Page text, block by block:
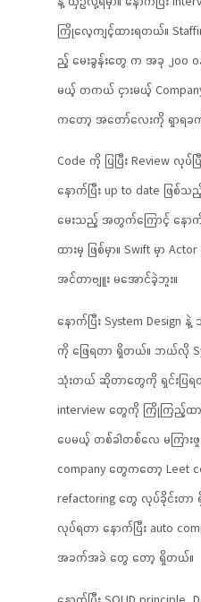
ကြိုလေ့ကျင့်ထားရတယ်။
ည့် မေးခွန်းတွေ က အခု ၂၀၀
မယ့် တကယ် ငှားမယ့်
ကတော့ အတော်လေးကို ရှာရ
Code ကို ပြပြီး Review လုပ်
နောက်ပြီး up to date ဖြ
မေးသည့် အတွက်ကြောင့် နော
ထားမှ ဖြစ်မှာ။ Swift မှာ
အင်တာဗျူး မအောင်ခဲ့ဘူး။
နောက်ပြီး System
ကို ဖြေရတာ ရှိတယ်။ ဘယ်လို
သုံးတယ် ဆိုတာတွေကို ရှင်းပြရတာ
interview တွေကို ကြိုကြည့်ထာ
ပေမယ့် တစ်ခါတစ်လေ မကြာ
company တွေကတော့ Leet
refactoring တွေ လုပ်ခိုင်းတ
လုပ်ရတာ နောက်ပြီး auto
အခက်အခဲ တွေ တော့ ရှိတယ်။